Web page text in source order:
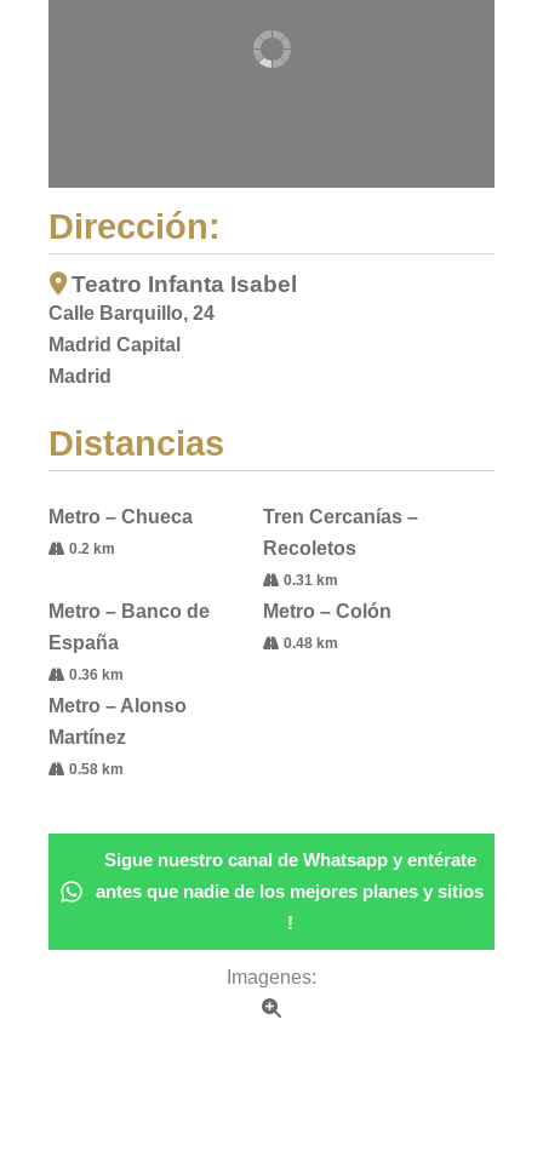
Dirección:
Teatro Infanta Isabel
Calle Barquillo, 24
Madrid Capital
Madrid
Distancias
Metro – Chueca
0.2 km
Tren Cercanías –
Recoletos
0.31 km
Metro – Banco de
España
0.36 km
Metro – Colón
0.48 km
Metro – Alonso
Martínez
0.58 km
Sigue nuestro canal de Whatsapp y entérate
antes que nadie de los mejores planes y sitios
!
Imagenes: